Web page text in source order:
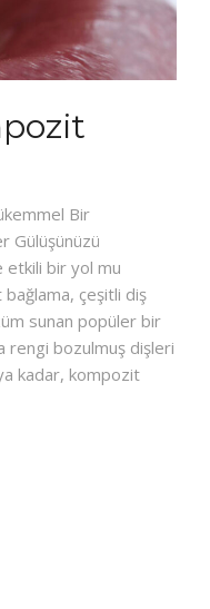
Bir
Gülüşünüzü
etkili bir yol mu
çeşitli diş
sunan popüler bir
rengi bozulmuş dişleri
kadar, kompozit